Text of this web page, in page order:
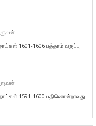
1601-1606 பத்தாம் வகுப்பு
1591-1600 பதினொன்றாவது